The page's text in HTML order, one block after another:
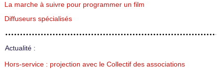
La marche à suivre pour programmer un film
Diffuseurs spécialisés
Actualité :
Hors-service : projection avec le Collectif des associations